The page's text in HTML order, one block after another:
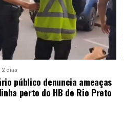
2 dias
público denuncia ameaças
perto do HB de Rio Preto